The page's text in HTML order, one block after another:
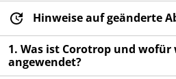
verschrieben. Geben Sie
Es kann anderen
Hinweise auf geänderte
1. Was ist Corotrop und wofür
angewendet?